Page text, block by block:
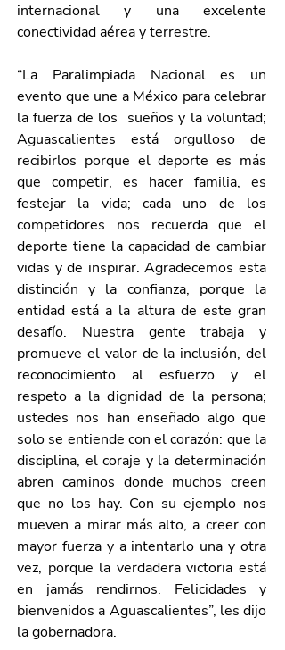
internacional y una excelente
conectividad aérea y terrestre.
“La Paralimpiada Nacional es un
evento que une a México para celebrar
la fuerza de los  sueños y la voluntad;
Aguascalientes está orgulloso de
recibirlos porque el deporte es más
que competir, es hacer familia, es
festejar la vida; cada uno de los
competidores nos recuerda que el
deporte tiene la capacidad de cambiar
vidas y de inspirar. Agradecemos esta
distinción y la confianza, porque la
entidad está a la altura de este gran
desafío. Nuestra gente trabaja y
promueve el valor de la inclusión, del
reconocimiento al esfuerzo y el
respeto a la dignidad de la persona;
ustedes nos han enseñado algo que
solo se entiende con el corazón: que la
disciplina, el coraje y la determinación
abren caminos donde muchos creen
que no los hay. Con su ejemplo nos
mueven a mirar más alto, a creer con
mayor fuerza y a intentarlo una y otra
vez, porque la verdadera victoria está
en jamás rendirnos. Felicidades y
bienvenidos a Aguascalientes”, les dijo
la gobernadora.